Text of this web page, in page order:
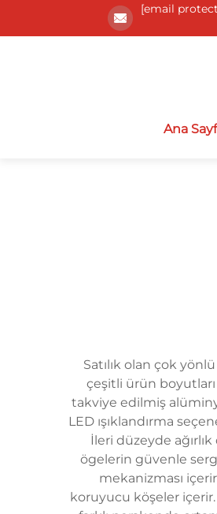
[email
Ana
Satılık olan çok
çeşitli ürün boyutları
takviye edilmiş
LED ışıklandırma
İleri düzeyde
ögelerin güvenle
mekanizması
koruyucu köşeler